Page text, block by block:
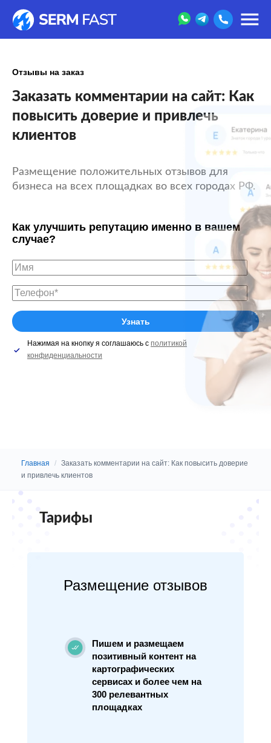
Отзывы на заказ
Заказать комментарии на сайт: Как
повысить доверие и привлечь
клиентов
Размещение положительных отзывов для
бизнеса на всех площадках во всех городах РФ.
Как улучшить репутацию именно в вашем
случае?
Нажимая на кнопку я соглашаюсь с политикой
конфиденциальности
Главная / Заказать комментарии на сайт: Как повысить доверие
и привлечь клиентов
Тарифы
Размещение отзывов
Пишем и размещаем
позитивный контент на
картографических
сервисах и более чем на
300 релевантных
площадках